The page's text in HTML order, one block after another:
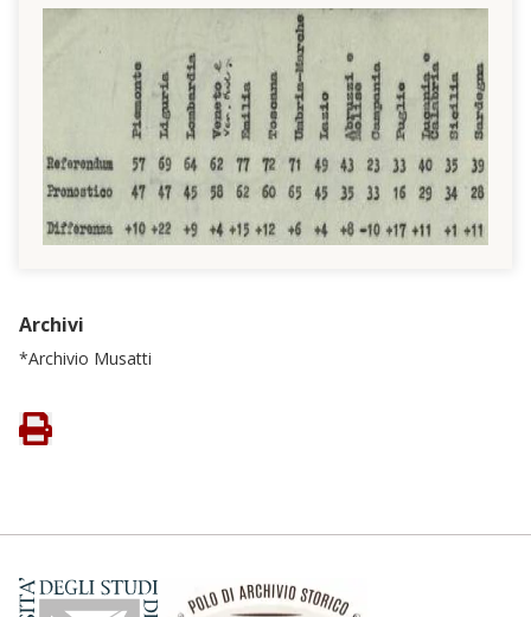
Archivi
*Archivio Musatti